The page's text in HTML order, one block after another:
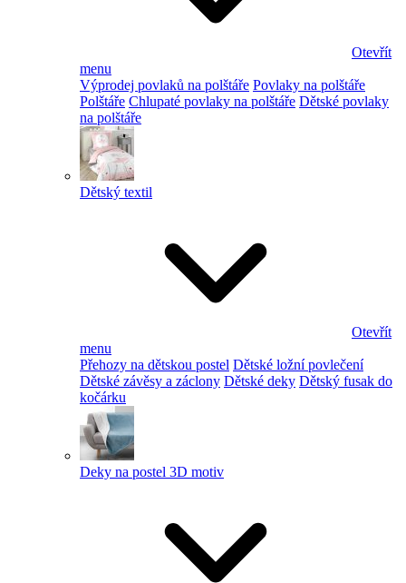
Otevřít
menu
Výprodej povlaků na polštáře Povlaky na polštáře
Polštáře Chlupaté povlaky na polštáře Dětské povlaky
na polštáře
Dětský textil
Otevřít
menu
Přehozy na dětskou postel Dětské ložní povlečení
Dětské závěsy a záclony Dětské deky Dětský fusak do
kočárku
Deky na postel 3D motiv